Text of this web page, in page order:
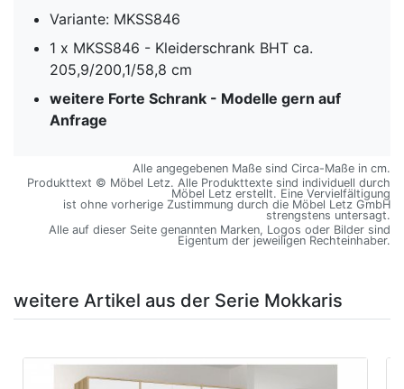
Variante: MKSS846
1 x MKSS846 - Kleiderschrank BHT ca.
205,9/200,1/58,8 cm
weitere Forte Schrank - Modelle gern auf
Anfrage
Alle angegebenen Maße sind Circa-Maße in cm.
Produkttext © Möbel Letz. Alle Produkttexte sind individuell durch
Möbel Letz erstellt. Eine Vervielfältigung
ist ohne vorherige Zustimmung durch die Möbel Letz GmbH
strengstens untersagt.
Alle auf dieser Seite genannten Marken, Logos oder Bilder sind
Eigentum der jeweiligen Rechteinhaber.
weitere Artikel aus der Serie Mokkaris